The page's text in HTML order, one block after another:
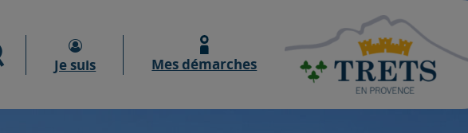
Moteur de recherche
Je suis Mes démarches